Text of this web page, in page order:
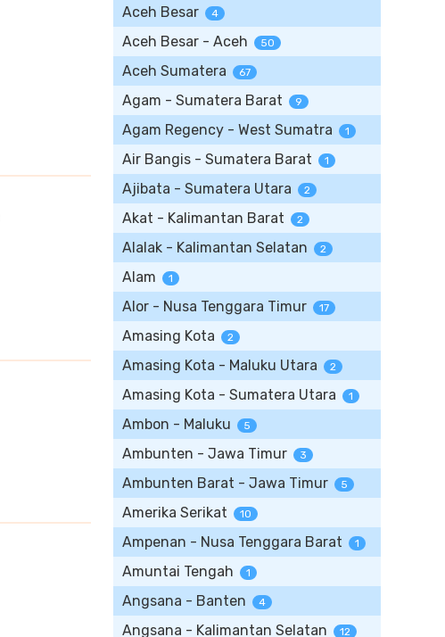
Aceh Besar 4
Aceh Besar - Aceh 50
Aceh Sumatera 67
Agam - Sumatera Barat 9
Agam Regency - West Sumatra 1
Air Bangis - Sumatera Barat 1
Ajibata - Sumatera Utara 2
Akat - Kalimantan Barat 2
Alalak - Kalimantan Selatan 2
Alam 1
Alor - Nusa Tenggara Timur 17
Amasing Kota 2
Amasing Kota - Maluku Utara 2
Amasing Kota - Sumatera Utara 1
Ambon - Maluku 5
Ambunten - Jawa Timur 3
Ambunten Barat - Jawa Timur 5
Amerika Serikat 10
Ampenan - Nusa Tenggara Barat 1
Amuntai Tengah 1
Angsana - Banten 4
Angsana - Kalimantan Selatan 12